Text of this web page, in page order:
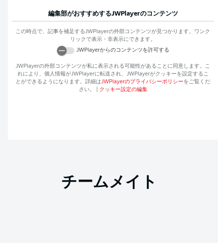
編集部がおすすめするJWPlayerのコンテンツ
この時点で、記事を補足するJWPlayerの外部コンテンツが見つかります。ワンク
リックで表示・非表示にできます。
JWPlayerからのコンテンツを許可する
JWPlayerの外部コンテンツが私に表示される可能性があることに同意します。こ
れにより、個人情報がJWPlayerに転送され、 JWPlayerがクッキーを設定するこ
とができるようになります。詳細はJWPlayerのプライバシーポリシーをご覧くだ
さい。
クッキー設定の編集
チームメイト